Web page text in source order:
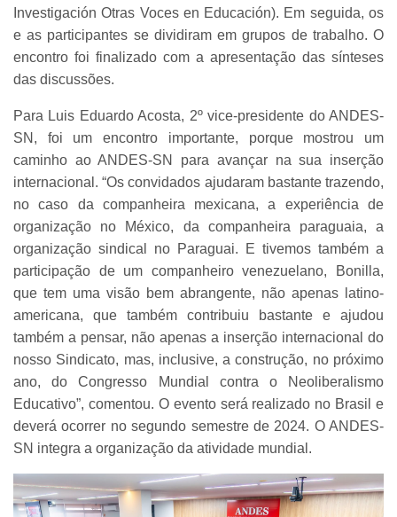
Investigación Otras Voces en Educación). Em seguida, os
e as participantes se dividiram em grupos de trabalho. O
encontro foi finalizado com a apresentação das sínteses
das discussões.
Para Luis Eduardo Acosta, 2º vice-presidente do ANDES-
SN, foi um encontro importante, porque mostrou um
caminho ao ANDES-SN para avançar na sua inserção
internacional. “Os convidados ajudaram bastante trazendo,
no caso da companheira mexicana, a experiência de
organização no México, da companheira paraguaia, a
organização sindical no Paraguai. E tivemos também a
participação de um companheiro venezuelano, Bonilla,
que tem uma visão bem abrangente, não apenas latino-
americana, que também contribuiu bastante e ajudou
também a pensar, não apenas a inserção internacional do
nosso Sindicato, mas, inclusive, a construção, no próximo
ano, do Congresso Mundial contra o Neoliberalismo
Educativo”, comentou. O evento será realizado no Brasil e
deverá ocorrer no segundo semestre de 2024. O ANDES-
SN integra a organização da atividade mundial.